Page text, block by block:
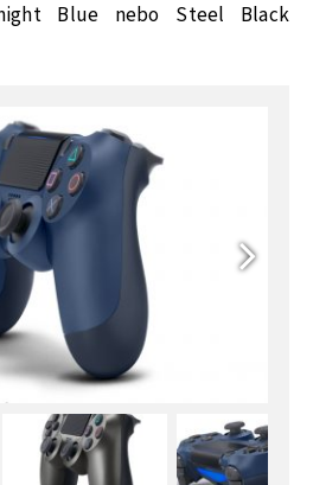
Blue nebo Steel Black